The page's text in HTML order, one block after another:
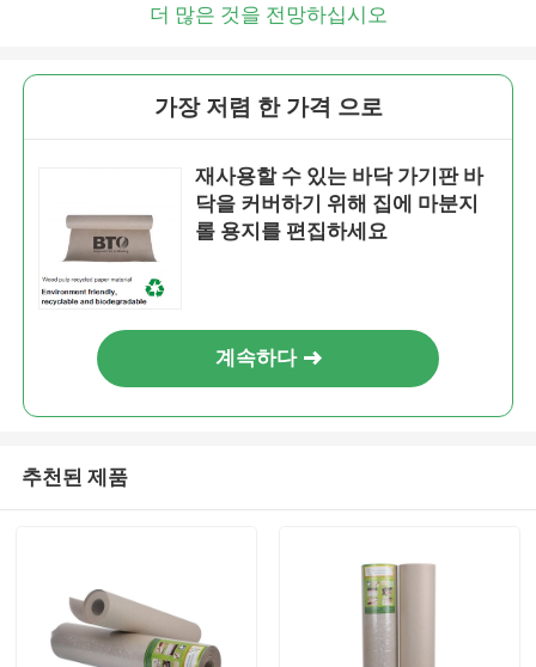
더 많은 것을 전망하십시오
가장 저렴 한 가격 으로
재사용할 수 있는 바닥 가기판 바
닥을 커버하기 위해 집에 마분지
롤 용지를 편집하세요
계속하다
추천된 제품